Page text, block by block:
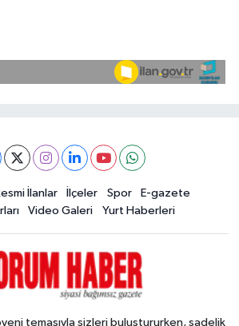
İlanlar İlçeler Spor
E-gazete
Video Galeri Yurt Haberleri
temasıyla sizleri buluştururken, sadelik